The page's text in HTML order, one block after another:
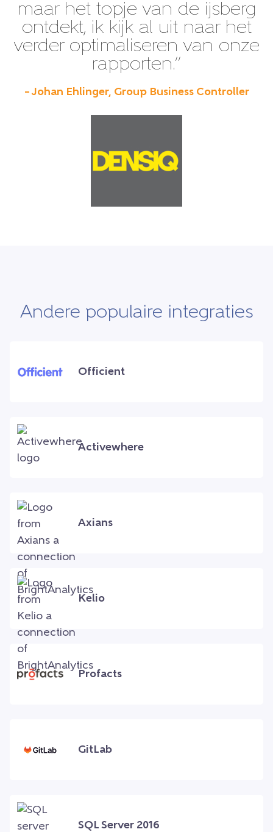
maar het topje van de ijsberg
ontdekt, ik kijk al uit naar het
verder optimaliseren van onze
rapporten.”
– Johan Ehlinger, Group Business Controller
Andere populaire integraties
Officient
Activewhere
Axians
Kelio
Profacts
GitLab
SQL Server 2016